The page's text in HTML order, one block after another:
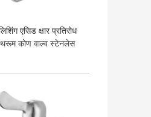
एसिड क्षार प्रतिरोध
कोण वाल्व स्टेनलेस
अच्छी कीमत